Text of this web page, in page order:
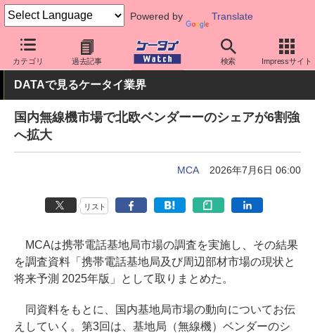
Powered by Translate
カテゴリ 過去記事 検索 Impressサイト
ケータイ Watch 業界動向 調査
DATAで見るケータイ業界
国内無線機市場で北欧ベンダーーのシェアが6割強
へ拡大
MCA 2026年7月6日 06:00
リスト
MCAは携帯電話基地局市場の調査を実施し、その結果
を調査資料「携帯電話基地局及び周辺部材市場の現状と
将来予測 2025年版」として取りまとめた。
同資料をもとに、国内基地局市場の動向についてお伝
えしていく。第3回は、基地局（無線機）ベンダーのシ